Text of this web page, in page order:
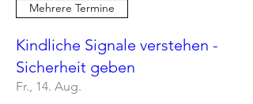
Mehrere Termine
Kindliche Signale verstehen -
Sicherheit geben
Fr., 14. Aug.